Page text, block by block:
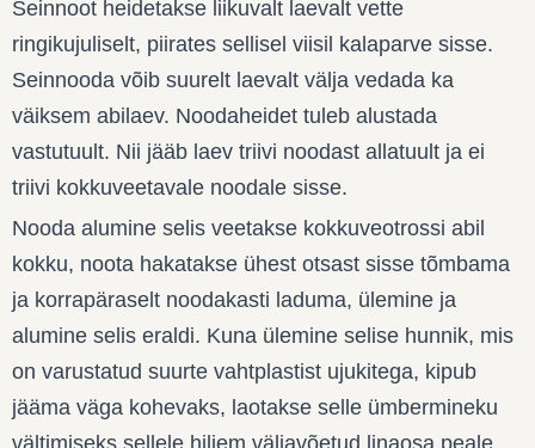
Seinnoot heidetakse liikuvalt laevalt vette
ringikujuliselt, piirates sellisel viisil kalaparve sisse.
Seinnooda võib suurelt laevalt välja vedada ka
väiksem abilaev. Noodaheidet tuleb alustada
vastutuult. Nii jääb laev triivi noodast allatuult ja ei
triivi kokkuveetavale noodale sisse.
Nooda alumine selis veetakse kokkuveotrossi abil
kokku, noota hakatakse ühest otsast sisse tõmbama
ja korrapäraselt noodakasti laduma, ülemine ja
alumine selis eraldi. Kuna ülemine selise hunnik, mis
on varustatud suurte vahtplastist ujukitega, kipub
jääma väga kohevaks, laotakse selle ümbermineku
vältimiseks sellele hiljem väljavõetud linaosa peale.